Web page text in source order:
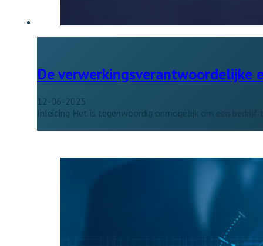
De verwerkingsverantwoordelijke
12-06-2025
Inleiding Het is tegenwoordig onmogelijk om een